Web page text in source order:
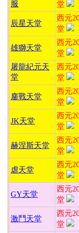
服
堂
辰星天堂
西元
堂
雄獅天堂
西元
堂
屠龍紀元天
堂
西元
堂
鏖戰天堂
西元
堂
JK天堂
西元
堂
赫涅斯天堂
西元
堂
虐天堂
西元
堂
GY天堂
西元
堂
激鬥天堂
西元
堂